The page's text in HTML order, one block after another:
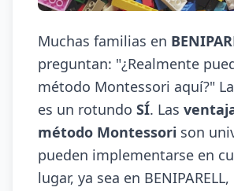
Muchas familias en
preguntan: "¿Realmente
método Montessori aquí?"
es un rotundo SÍ. Las
método Montessori son
pueden implementarse en
lugar, ya sea en